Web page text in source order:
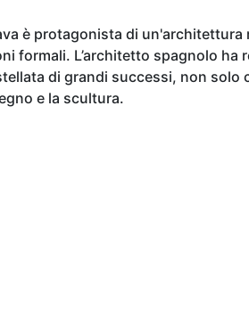
è protagonista di
formali. L’architetto spagnolo
di grandi successi, non
e la scultura.